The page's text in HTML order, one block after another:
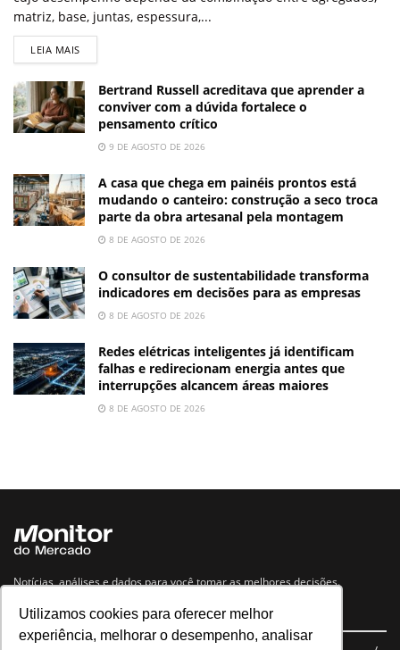
Utilizamos cookies para oferecer melhor
experiência, melhorar o desempenho, analisar
matriz, base, juntas, espessura,...
LEIA MAIS
Bertrand Russell acreditava que aprender a
conviver com a dúvida fortalece o
pensamento crítico
9 DE AGOSTO DE 2026
A casa que chega em painéis prontos está
mudando o canteiro: construção a seco troca
parte da obra artesanal pela montagem
8 DE AGOSTO DE 2026
O consultor de sustentabilidade transforma
indicadores em decisões para as empresas
8 DE AGOSTO DE 2026
Redes elétricas inteligentes já identificam
falhas e redirecionam energia antes que
interrupções alcancem áreas maiores
8 DE AGOSTO DE 2026
Notícias, análises e dados para você tomar as melhores decisões.
Navegue no site